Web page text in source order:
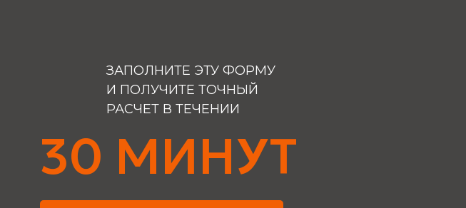
30 МИНУТ
ЗАПОЛНИТЕ ЭТУ ФОРМУ
И ПОЛУЧИТЕ ТОЧНЫЙ
РАСЧЕТ В ТЕЧЕНИИ